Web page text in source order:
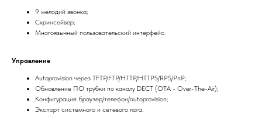
9 мелодий звонка;
Скринсейвер;
Многоязычный пользовательский интерфейс.
Управление
Autoprovision через TFTP/FTP/HTTP/HTTPS/RPS/PnP;
Обновление ПО трубки по каналу DECT (OTA - Over-The-Air);
Конфигурация: браузер/телефон/autoprovision;
Экспорт системного и сетевого лога.